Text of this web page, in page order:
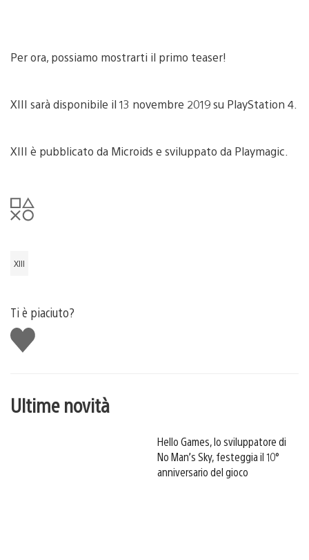
Per ora, possiamo mostrarti il primo teaser!
XIII sarà disponibile il 13 novembre 2019 su PlayStation 4.
XIII è pubblicato da Microids e sviluppato da Playmagic.
XIII
Ti è piaciuto?
Mi
piace
Ultime novità
Hello Games, lo sviluppatore di
No Man’s Sky, festeggia il 10°
anniversario del gioco